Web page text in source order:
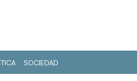
SOCIEDAD